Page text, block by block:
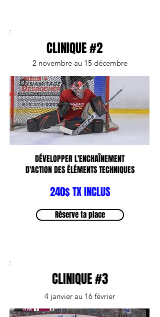
CLINIQUE #2
2 novembre au 15 décembre
DÉVELOPPER L'ENCHAÎNEMENT
D'ACTION DES ÉLÉMENTS TECHNIQUES
240$ TX INCLUS
Réserve ta place
CLINIQUE #3
4 janvier au 16 février